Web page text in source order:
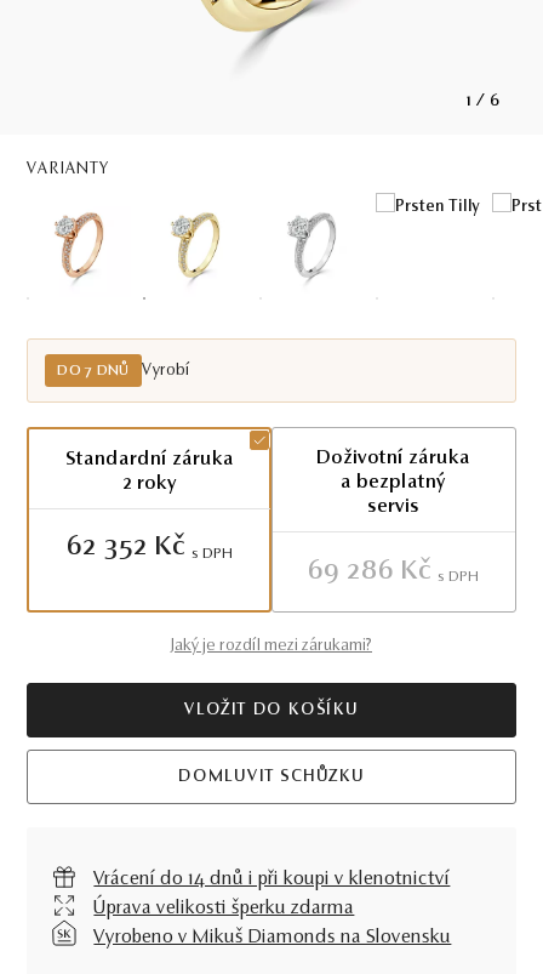
1 / 6
VARIANTY
DO 7 DNŮ Vyrobí
Standardní záruka
2 roky
62 352 Kč S DPH
Doživotní záruka
a bezplatný
servis
69 286 Kč S DPH
Jaký je rozdíl mezi zárukami?
VLOŽIT DO KOŠÍKU
DOMLUVIT SCHŮZKU
Vrácení do 14 dnů i při koupi v klenotnictví
Úprava velikosti šperku zdarma
Vyrobeno v Mikuš Diamonds na Slovensku